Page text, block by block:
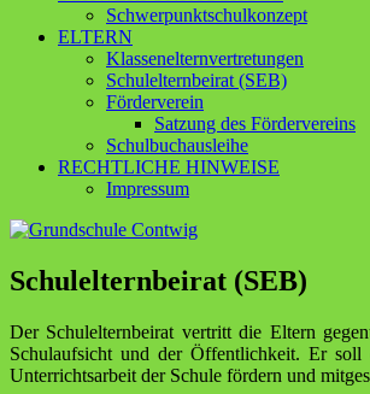
Schwerpunktschulkonzept
ELTERN
Klassenelternvertretungen
Schulelternbeirat (SEB)
Förderverein
Satzung des Fördervereins
Schulbuchausleihe
RECHTLICHE HINWEISE
Impressum
Schulelternbeirat (SEB)
Der Schulelternbeirat vertritt die Eltern
Schulaufsicht und der Öffentlichkeit. Er soll
Unterrichtsarbeit der Schule fördern und